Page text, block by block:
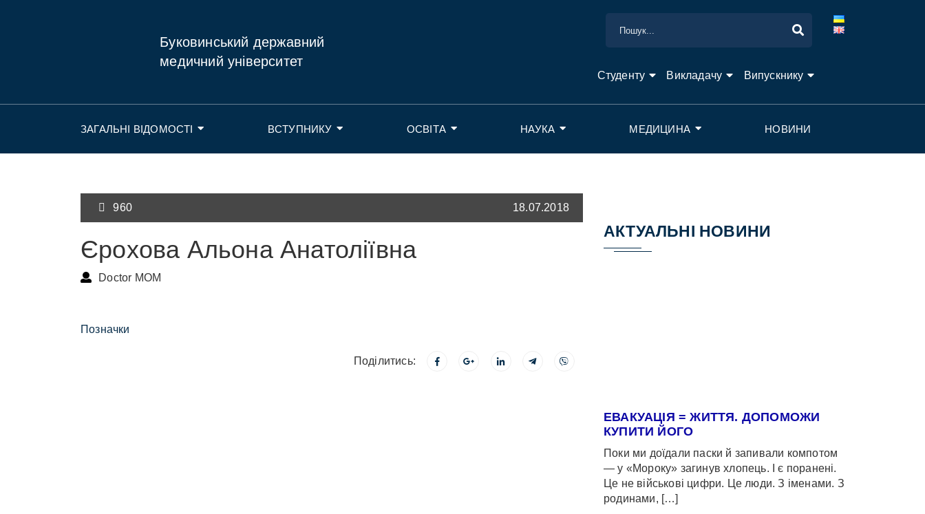
Буковинський державний
медичний університет
Студенту Викладачу Випускнику
ЗАГАЛЬНІ ВІДОМОСТІ ВСТУПНИКУ ОСВІТА НАУКА МЕДИЦИНА НОВИНИ
960 18.07.2018
Єрохова Альона Анатоліївна
Doctor MOM
Позначки
Поділитись:
АКТУАЛЬНІ НОВИНИ
ЕВАКУАЦІЯ = ЖИТТЯ. ДОПОМОЖИ
КУПИТИ ЙОГО
Поки ми доїдали паски й запивали компотом
— у «Мороку» загинув хлопець. І є поранені.
Це не військові цифри. Це люди. З іменами. З
родинами, […]